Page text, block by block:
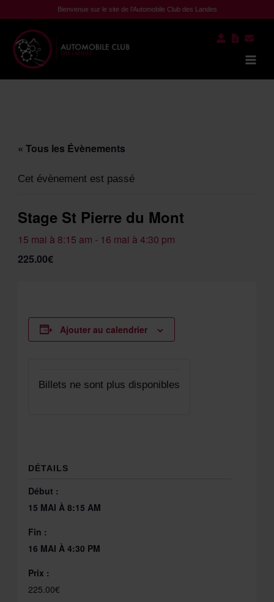
au
contenu
Bienvenue sur le site de l'Automobile Club des Landes
« Tous les Évènements
Cet évènement est passé
Stage St Pierre du Mont
15 mai à 8:15 am - 16 mai à 4:30 pm
225.00€
Ajouter au calendrier
DÉTAILS
Début :
15 MAI À 8:15 AM
Fin :
16 MAI À 4:30 PM
Prix :
225.00€
Billets ne sont plus disponibles